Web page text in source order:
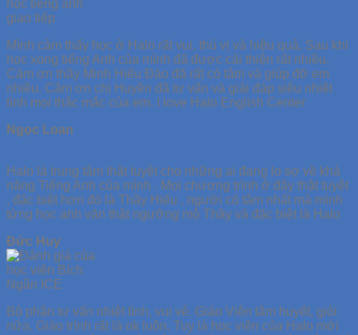
Mình cảm thấy học ở Halo rất vui, thú vị và hiệu quả. Sau khi
học xong tiếng Anh của mình đã được cải thiện rất nhiều.
Cảm ơn thầy Minh Hiếu Đào đã rất có tâm và giúp đỡ em
nhiều. Cảm ơn chị Huyền đã tư vấn và giải đáp siêu nhiệt
tình mọi thắc mắc của em. I love Halo English Center
Ngọc Loan
Halo là trung tâm thật tuyệt cho những ai đang lo sợ về khả
năng Tiếng Anh của mình . Mọi chương trình ở đây thật tuyệt
, đặc biệt hơn đó là Thầy Hiếu , người có tâm nhất mà mình
từng học anh văn thật ngưỡng mộ Thầy và đặc biệt là Halo
Đức Huy
Bộ phận tư vấn nhiệt tình, vui vẻ. Giáo Viên tâm huyết, giỏi
nữa. Giáo trình rất là ok luôn. Tuy là học viên của Halo mới